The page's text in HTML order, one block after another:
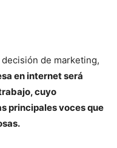
de marketing,
en internet será
cuyo
principales voces que